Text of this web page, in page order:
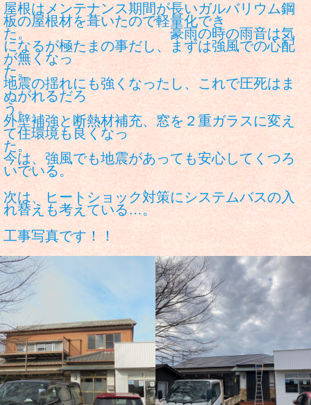
屋根はメンテナンス期間が長いガルバリウム鋼
板の屋根材を葺いたので軽量化でき
た。 豪雨の時の雨音は気
になるが極たまの事だし、まずは強風での心配
が無くなっ
た
地震の揺れにも強くなったし、これで圧死はま
ぬがれるだろ
う
外壁補強と断熱材補充、窓を２重ガラスに変え
て住環境も良くなっ
た
今は、強風でも地震があっても安心してくつろ
いでいる。
次は、ヒートショック対策にシステムバスの入
れ替えも考えている…。
工事写真です！！